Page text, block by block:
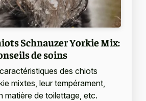
Schnauzer Yorkie Mix:
de soins
des chiots
mixtes, leur tempérament,
matière de toilettage, etc.